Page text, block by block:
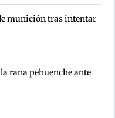
munición tras intentar
rana pehuenche ante